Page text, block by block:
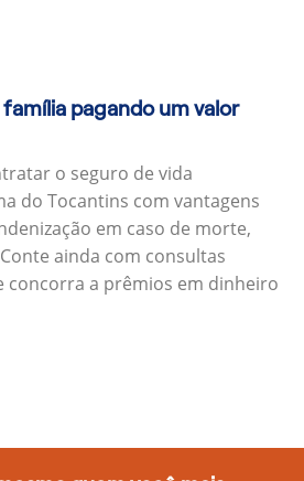
família pagando um valor
o seguro de vida
do Tocantins com vantagens
em caso de morte,
ainda com consultas
concorra a prêmios em dinheiro